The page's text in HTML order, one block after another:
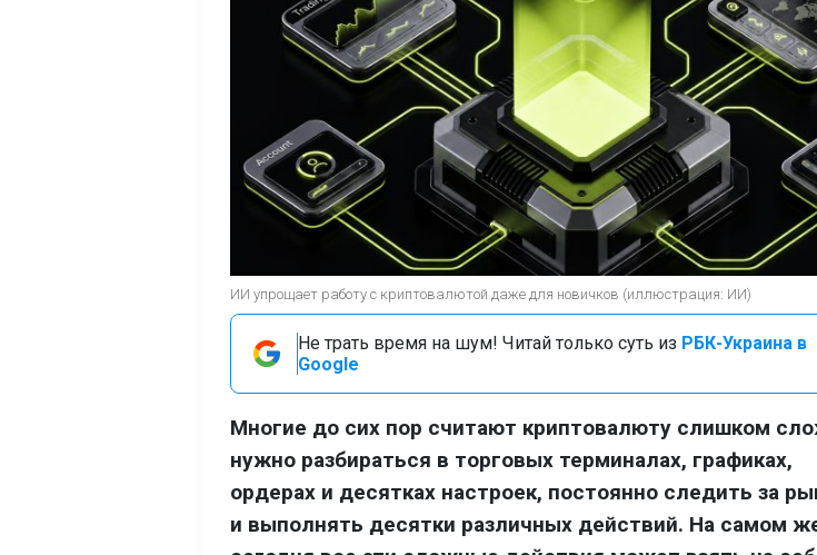
ИИ упрощает работу с криптовалютой даже для новичков (иллюстрация: ИИ)
Не трать время на шум! Читай только суть из РБК-Украина в
Google
Многие до сих пор считают криптовалюту слишком
нужно разбираться в торговых терминалах, графиках,
ордерах и десятках настроек, постоянно следить за
и выполнять десятки различных действий. На самом